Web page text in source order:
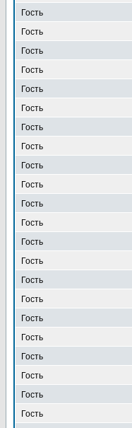
Гость
Гость
Гость
Гость
Гость
Гость
Гость
Гость
Гость
Гость
Гость
Гость
Гость
Гость
Гость
Гость
Гость
Гость
Гость
Гость
Гость
Гость